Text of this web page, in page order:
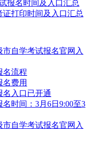
报名时间及入口汇总
证打印时间及入口汇总
市自学考试报名官网入
名流程
名费用
名入口已开通
时间：3月6日9:00至3
市自学考试报名官网入